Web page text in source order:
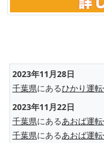
2023年11月28日
千葉県にあるひかり運
2023年11月22日
千葉県にあるあおば運
千葉県にあるあおば運